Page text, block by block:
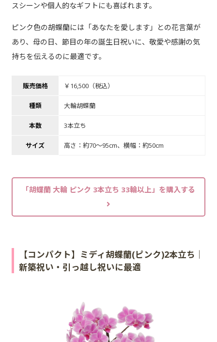
スシーンや個人的なギフトにも喜ばれます。
ピンク色の胡蝶蘭には「あなたを愛します」との花言葉が
あり、母の日、節目の年の誕生日祝いに、敬愛や感謝の気
持ちを伝えるのに最適です。
販売価格 ￥16,500（税込）
種類 大輪胡蝶蘭
本数 3本立ち
サイズ 高さ：約70～95cm、横幅：約50cm
「胡蝶蘭 大輪 ピンク 3本立ち 33輪以上」を購入する
【コンパクト】ミディ胡蝶蘭(ピンク)2本立ち｜
新築祝い・引っ越し祝いに最適